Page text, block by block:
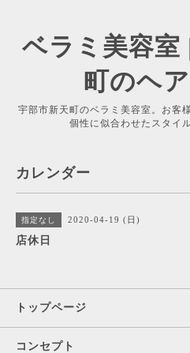
ベラミ美容室
町のヘ
宇部市新天町のベラミ美容室。お客
個性に似合わせたスタイ
カレンダー
指定なし 2020-04-19 (日)
店休日
トップページ
コンセプト